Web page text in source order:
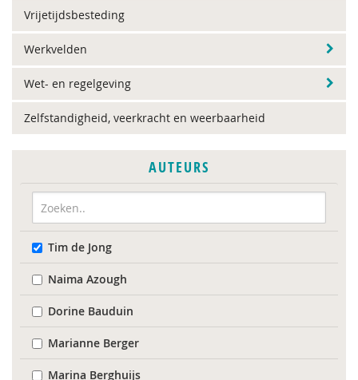
Vrijetijdsbesteding
Werkvelden
Wet- en regelgeving
Zelfstandigheid, veerkracht en weerbaarheid
AUTEURS
Tim de Jong
Naima Azough
Dorine Bauduin
Marianne Berger
Marina Berghuijs